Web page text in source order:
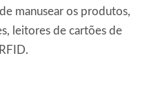
manusear os produtos,
leitores de cartões de